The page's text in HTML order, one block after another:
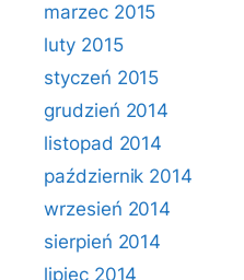
marzec 2015
luty 2015
styczeń 2015
grudzień 2014
listopad 2014
październik 2014
wrzesień 2014
sierpień 2014
lipiec 2014